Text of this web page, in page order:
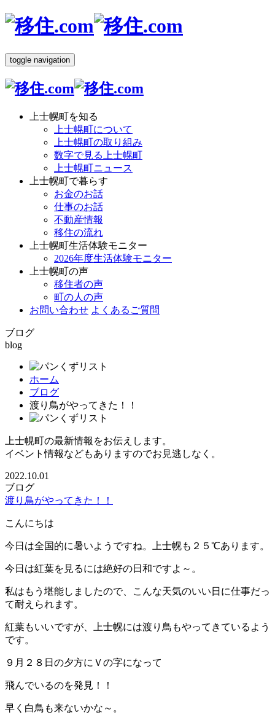
toggle navigation
上士幌町を知る
上士幌町について
上士幌町の取り組み
数字で見る上士幌町
上士幌町ニュース
上士幌町で暮らす
お金のお話
仕事のお話
不動産情報
移住の流れ
上士幌町生活体験モニター
2026年度生活体験モニター
上士幌町の声
移住者の声
町の人の声
お問い合わせ よくあるご質問
ブログ
blog
ホーム
ブログ
渡り鳥がやってきた！！
上士幌町の最新情報をお伝えします。
イベント情報などもありますのでお見逃しなく。
2022.10.01
ブログ
渡り鳥がやってきた！！
こんにちは
今日は全国的に暑いようですね。上士幌も２５℃あります。
今日は紅葉を見るには絶好の日和ですよ～。
私はもう堪能しましたので、こんな天気のいい日に仕事だっ
て耐えられます。
紅葉もいいですが、上士幌には渡り鳥もやってきているよう
です。
９月２８日の夕方にＶの字になって
飛んでいるのを発見！！
早く白鳥も来ないかな～。